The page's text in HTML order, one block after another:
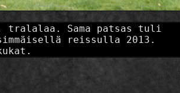
tralalaa. Sama patsas tuli
reissulla 2013.